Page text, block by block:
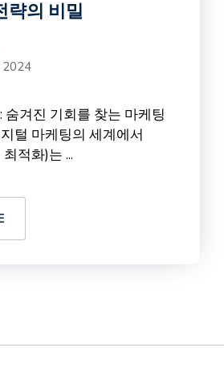
략의 비밀
2024
숨겨진 기회를 찾는 마케팅
털 마케팅의 세계에서
적화)는 ...